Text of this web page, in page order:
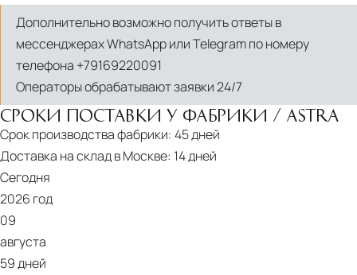
PDF
Old
Line
Дополнительно возможно получить ответы в
мессенджерах WhatsApp или Telegram по номеру
телефона +79169220091
Операторы обрабатывают заявки 24/7
СРОКИ ПОСТАВКИ У ФАБРИКИ / ASTRA
Срок производства фабрики: 45 дней
Доставка на склад в Москве: 14 дней
Сегодня
2026 год
09
августа
59 дней